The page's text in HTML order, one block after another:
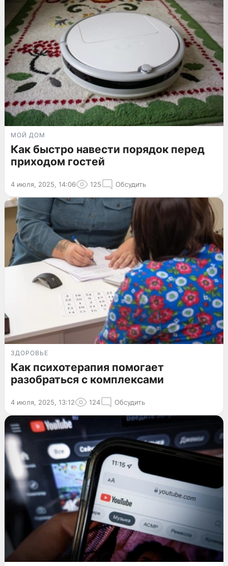
МОЙ ДОМ
Как быстро навести порядок перед
приходом гостей
4 июля, 2025, 14:06 125 Обсудить
ЗДОРОВЬЕ
Как психотерапия помогает
разобраться с комплексами
4 июля, 2025, 13:12 124 Обсудить